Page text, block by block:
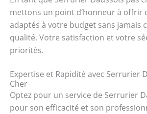
mettons un point d’honneur à offrir
adaptés à votre budget sans jamais
qualité. Votre satisfaction et votre
priorités.
Expertise et Rapidité avec Serrurier
Cher
Optez pour un service de Serrurier
pour son efficacité et son